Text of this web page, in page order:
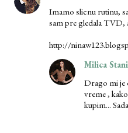
Imamo slicnu rutinu,
sam pre gledala TVD,
http://
Milica
Drago mi je
vreme ,
kupim...